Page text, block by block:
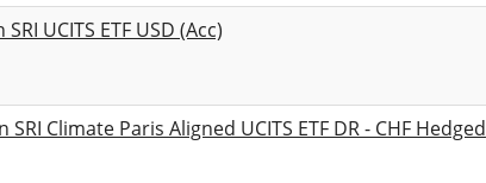
UCITS ETF USD (Acc)
SRI Climate Paris Aligned UCITS ETF DR - CHF Hedged